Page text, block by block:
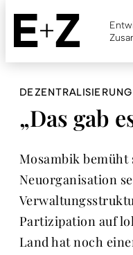
Skip
main
content
DEZENTRALISIERUNG
„Das gab
Mosambik bemüht
Neuorganisation
Partizipation auf
Land hat noch